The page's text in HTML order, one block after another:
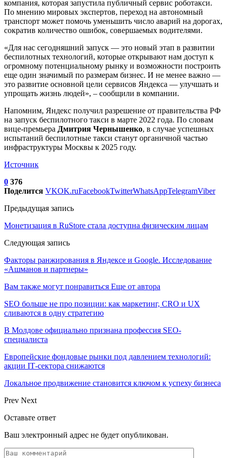
компания, которая запустила публичный сервис роботакси.
По мнению мировых экспертов, переход на автономный
транспорт может помочь уменьшить число аварий на дорогах,
сократив количество ошибок, совершаемых водителями.
«Для нас сегодняшний запуск — это новый этап в развитии
беспилотных технологий, которые открывают нам доступ к
огромному потенциальному рынку и возможности построить
еще один значимый по размерам бизнес. И не менее важно —
это развитие основной цели сервисов Яндекса — улучшать и
упрощать жизнь людей», – сообщили в компании.
Напомним, Яндекс получил разрешение от правительства РФ
на запуск беспилотного такси в марте 2022 года. По словам
вице-премьера Дмитрия Чернышенко, в случае успешных
испытаний беспилотные такси станут органичной частью
инфраструктуры Москвы к 2025 году.
Источник
0 376
Поделится VKOK.ruFacebookTwitterWhatsAppTelegramViber
Предыдущая запись
Монетизация в RuStore стала доступна физическим лицам
Следующая запись
Факторы ранжирования в Яндексе и Google. Исследование
«Ашманов и партнеры»
Вам также могут понравиться Еще от автора
SEO больше не про позиции: как маркетинг, CRO и UX
сливаются в одну стратегию
В Молдове официально признана профессия SEO-
специалиста
Европейские фондовые рынки под давлением технологий:
акции IT‑сектора снижаются
Локальное продвижение становится ключом к успеху бизнеса
Prev Next
Оставьте ответ
Ваш электронный адрес не будет опубликован.